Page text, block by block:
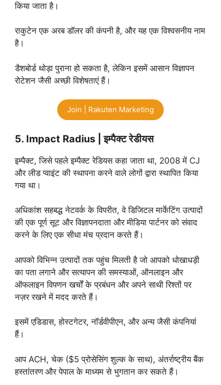
किया जाता है।
राकुटेन एक अरब डॉलर की कंपनी है, और यह एक विश्वसनीय नाम
है।
डैशबोर्ड थोड़ा पुराना हो सकता है, लेकिन इसमें आसान विज्ञापन
रोटेशन जैसी अच्छी विशेषताएं हैं।
Join | Rakuten Marketing
5. Impact Radius | इम्पैक्ट रेडीयस
इम्पैक्ट, जिसे पहले इम्पैक्ट रेडियस कहा जाता था, 2008 में CJ
और लीड प्वाइंट की स्थापना करने वाले लोगों द्वारा स्थापित किया
गया था।
अधिकांश सहबद्ध नेटवर्क के विपरीत, वे डिजिटल मार्केटिंग उत्पादों
की एक पूर्ण सूट और विज्ञापनदाता और मीडिया पार्टनर को संवाद
करने के लिए एक सीधा मंच प्रदान करते हैं।
आपको विभिन्न उत्पादों तक पहुंच मिलती है जो आपको धोखाधड़ी
का पता लगाने और सत्यापन की समस्याओं, ऑनलाइन और
ऑफलाइन विपणन खर्चों के प्रबंधन और अपने साथी रिश्तों पर
नज़र रखने में मदद करते हैं।
इसमें एडिडास, होस्टगेटर, नॉर्डवीपीएन, और अन्य जैसी कंपनियां
हैं।
आप ACH, चेक ($5 प्रोसेसिंग शुल्क के साथ), अंतर्राष्ट्रीय बैंक
हस्तांतरण और पेपाल के माध्यम से भुगतान कर सकते हैं।